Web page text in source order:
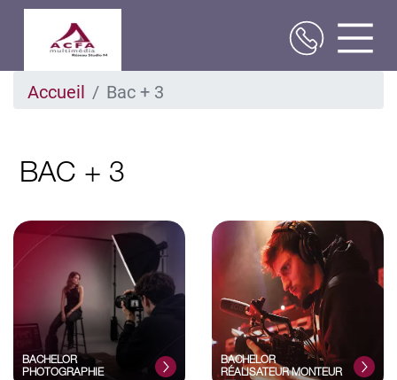
Accueil Bac + 3
BAC + 3
BACHELOR
PHOTOGRAPHIE
BACHELOR
RÉALISATEUR MONTEUR